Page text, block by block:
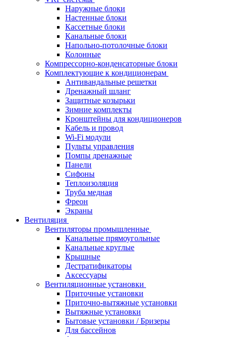
Наружные блоки
Настенные блоки
Кассетные блоки
Канальные блоки
Напольно-потолочные блоки
Колонные
Компрессорно-конденсаторные блоки
Комплектующие к кондиционерам
Антивандальные решетки
Дренажный шланг
Защитные козырьки
Зимние комплекты
Кронштейны для кондиционеров
Кабель и провод
Wi-Fi модули
Пульты управления
Помпы дренажные
Панели
Сифоны
Теплоизоляция
Труба медная
Фреон
Экраны
Вентиляция
Вентиляторы промышленные
Канальные прямоугольные
Канальные круглые
Крышные
Дестратификаторы
Аксессуары
Вентиляционные установки
Приточные установки
Приточно-вытяжные установки
Вытяжные установки
Бытовые установки / Бризеры
Для бассейнов